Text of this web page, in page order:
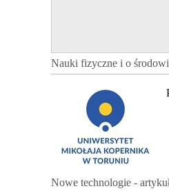
Nauki fizyczne i o
Nowe technologie -